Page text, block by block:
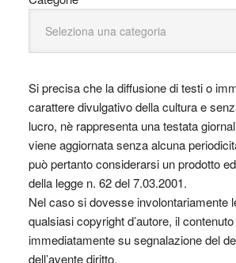
Si precisa che la diffusione di testi o
carattere divulgativo della cultura e
lucro, nè rappresenta una testata
viene aggiornata senza alcuna
può pertanto considerarsi un prodotto
della legge n. 62 del 7.03.2001.
Nel caso si dovesse involontariamente
qualsiasi copyright d’autore, il
immediatamente su segnalazione del
dell’avente diritto.